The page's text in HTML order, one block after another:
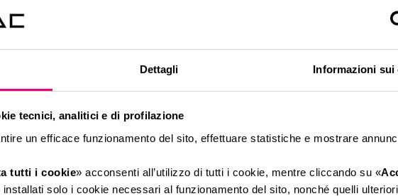
Dettagli Informazioni sui
tecnici, analitici e di profilazione
un efficace funzionamento del sito, effettuare statistiche e mostrare
tutti i cookie» acconsenti all’utilizzo di tutti i cookie, mentre cliccando su «
installati solo i cookie necessari al funzionamento del sito, nonché quelli ulteriori